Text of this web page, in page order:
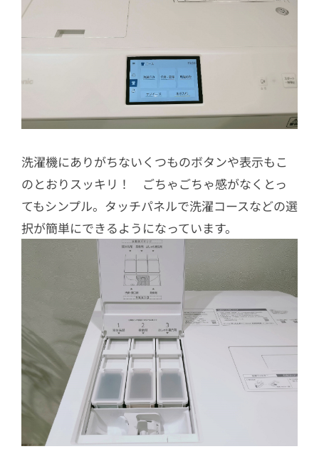
洗濯機にありがちないくつものボタンや表示もこ
のとおりスッキリ！ ごちゃごちゃ感がなくとっ
てもシンプル。タッチパネルで洗濯コースなどの選
択が簡単にできるようになっています。